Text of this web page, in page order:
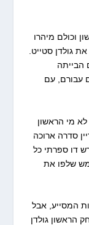
וכולם מיהרו
גולדן סטייט.
1 מתוך 2, וחוזרים הבייתה
עבורם, עם
מי הראשון
שיגיע ל 4. לפנינו עדיין סדרה ארוכה
דו ספרתי כל
שלפו את
המסייע, אבל
הראשון גולדן